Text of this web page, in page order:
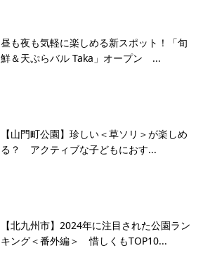
昼も夜も気軽に楽しめる新スポット！「旬
鮮＆天ぷらバル Taka」オープン ...
【山門町公園】珍しい＜草ソリ＞が楽しめ
る？ アクティブな子どもにおす...
【北九州市】2024年に注目された公園ラン
キング＜番外編＞ 惜しくもTOP10...